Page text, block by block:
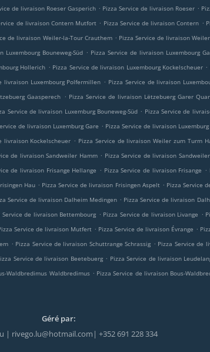
de livraison Roeser Gasperich . Pizza Service de livraison Roeser .
de livraison Contern Mutfort . Pizza Service de livraison Contern .
de livraison Weiler-la-Tour Crauthem . Pizza Service de livraison
Luxembourg Bouneweg-Süd . Pizza Service de livraison Luxembourg
Hollerich . Pizza Service de livraison Luxembourg Kockelscheuer .
livraison Luxembourg Polfermillen . Pizza Service de livraison
Gaasperech . Pizza Service de livraison Lëtzebuerg Garer
Service de livraison Luxemburg Bouneweg-Süd . Pizza Service de
de livraison Luxemburg Gare . Pizza Service de livraison
livraison Kockelscheuer . Pizza Service de livraison Weiler zum Turm
de livraison Sandweiler Hamm . Pizza Service de livraison
de livraison Frisange Hellange . Pizza Service de livraison Frisange .
Hau . Pizza Service de livraison Frisingen Aspelt . Pizza Service
Service de livraison Dalheim Medingen . Pizza Service de livraison
Service de livraison Bettembourg . Pizza Service de livraison Livange .
Service de livraison Mutfert . Pizza Service de livraison Évrange .
. Pizza Service de livraison Schuttrange Schrassig . Pizza Service de
Service de livraison Beetebuerg . Pizza Service de livraison
Waldbredimus Waldbredimus . Pizza Service de livraison Bous-
Géré par:
| rivego.lu@hotmail.com| +352 691 228 334